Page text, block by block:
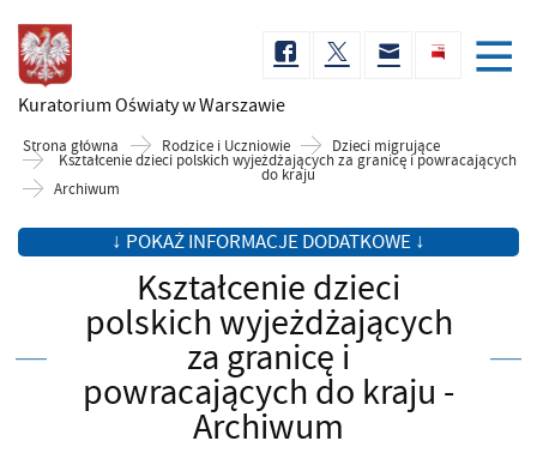
Kuratorium Oświatyw Warszawie
Strona główna Rodzice i Uczniowie Dzieci migrujące
Kształcenie dzieci polskich wyjeżdżających za granicę i powracających
do kraju
Archiwum
↓ POKAŻ INFORMACJE DODATKOWE ↓
Kształcenie dzieci
polskich wyjeżdżających
za granicę i
powracających do kraju -
Archiwum